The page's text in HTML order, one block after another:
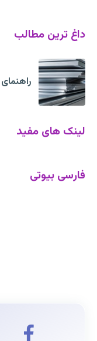
داغ ترین مطالب
لینک های مفید
فارسی بیوتی